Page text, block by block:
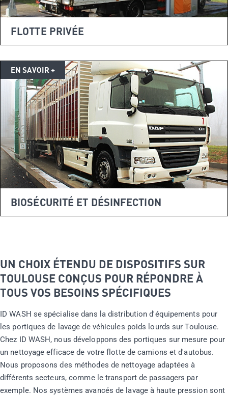
FLOTTE PRIVÉE
BIOSÉCURITÉ ET DÉSINFECTION
UN CHOIX ÉTENDU DE DISPOSITIFS SUR
TOULOUSE CONÇUS POUR RÉPONDRE À
TOUS VOS BESOINS SPÉCIFIQUES
ID WASH se spécialise dans la distribution d'équipements pour
les portiques de lavage de véhicules poids lourds sur Toulouse.
Chez ID WASH, nous développons des portiques sur mesure pour
un nettoyage efficace de votre flotte de camions et d'autobus.
Nous proposons des méthodes de nettoyage adaptées à
différents secteurs, comme le transport de passagers par
exemple. Nos systèmes avancés de lavage à haute pression sont